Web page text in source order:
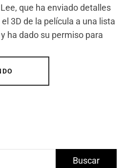
que ha enviado detalles
3D de la película a una lista
ha dado su permiso para